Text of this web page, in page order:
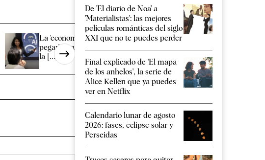
La 'economía del copiar y
pegar' frena el impacto real de
la [...]
economía española
De 'El diario de Noa' a
'Materialistas': las mejores
películas románticas del siglo
XXI que no te puedes perder
Final explicado de 'El mapa
de los anhelos', la serie de
Alice Kellen que ya puedes
ver en Netflix
Calendario lunar de agosto
2026: fases, eclipse solar y
Perseidas